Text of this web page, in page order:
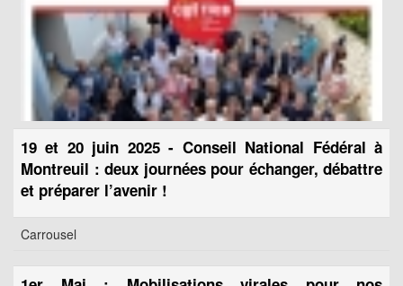
19 et 20 juin 2025 - Conseil National Fédéral à
Montreuil : deux journées pour échanger, débattre
et préparer l’avenir !
Carrousel